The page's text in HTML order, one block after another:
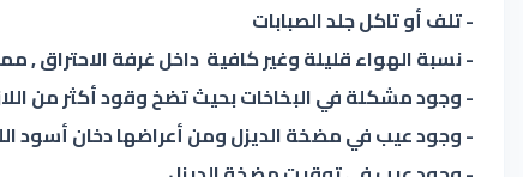
- تلف أو تاكل جلد الصبابات
- نسبة الهواء قليلة وغير كافية داخل غرفة الاحتراق ,
- وجود مشكلة في البخاخات بحيث تضخ وقود أكثر من
- وجود عيب في مضخة الديزل ومن أعراضها دخان أسود